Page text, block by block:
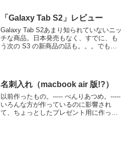
んとタッチパッドもついてる！ちょっ
と、何言っ...
「Galaxy Tab S2」レビュー
Galaxy Tab S2あまり知られていないニッ
チな商品。日本発売もなく、すでに、も
う次の S3 の新商品の話も。。。でも、
名刺入れ（macbook air 版!?）
以前作ったもの。----- べんりあつめ。-----
いろんな方が作っているのに影響され
て、ちょっとしたプレゼント用に作って